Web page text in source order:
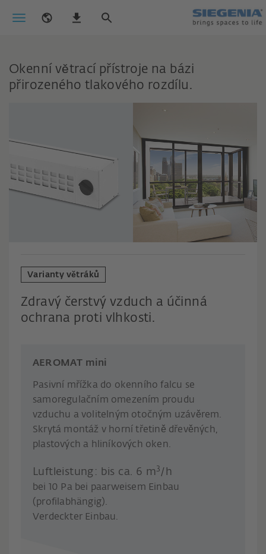
Okenní větrací přístroje na bázi
přirozeného tlakového rozdílu.
Varianty větráků
Zdravý čerstvý vzduch a účinná
ochrana proti vlhkosti.
AEROMAT mini
Pasivní mřížka do okenního falcu se
samoregulačním omezením proudu
vzduchu a volitelným otočným uzávěrem.
Skrytá montáž v horní třetině dřevěných,
plastových a hliníkových oken.
Luftleistung: bis ca. 6 m3 /h
bei 10 Pa bei paarweisem Einbau
(profilabhängig).
Verdeckter Einbau.